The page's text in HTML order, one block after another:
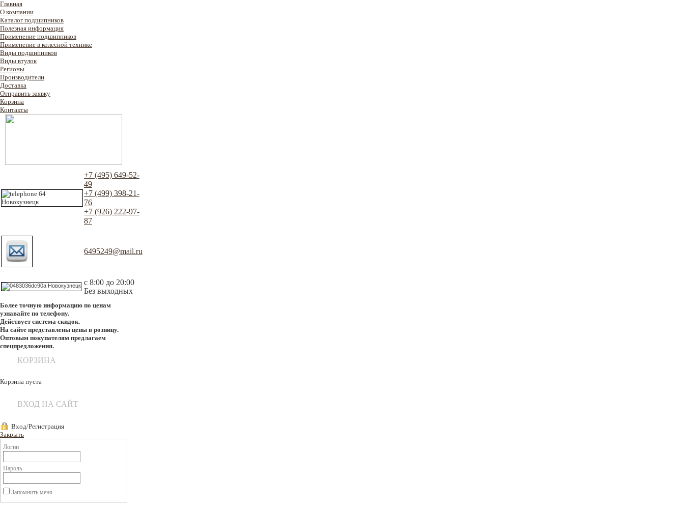
Главная
О компании
Каталог подшипников
Полезная информация
Применение подшипников
Применение в колесной технике
Виды подшипников
Виды втулок
Регионы
Производители
Доставка
Отправить заявку
Корзина
Контакты
+7 (495) 649-52-
49
+7 (499) 398-21-
76
+7 (926) 222-97-
87
6495249@mail.ru
с 8:00 до 20:00
Без выходных
Более точную информацию по ценам
узнавайте по телефону.
Действует система скидок.
На сайте представлены цены в розницу.
Оптовым покупателям предлагаем
спецпредложения.
КОРЗИНА
Корзина пуста
ВХОД НА САЙТ
Вход/Регистрация
Закрыть
Логин
Пароль
Запомнить меня